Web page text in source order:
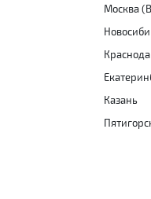
Москва
Казань